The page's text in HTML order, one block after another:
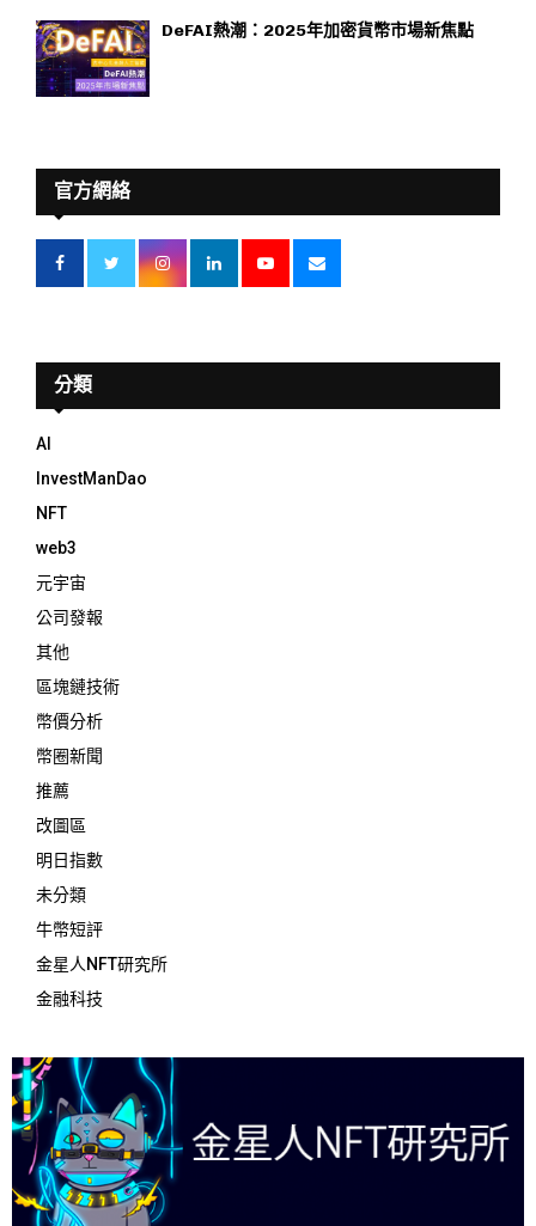
DeFAI熱潮：2025年加密貨幣市場新焦點
官方網絡
分類
AI
InvestManDao
NFT
web3
元宇宙
公司發報
其他
區塊鏈技術
幣價分析
幣圈新聞
推薦
改圖區
明日指數
未分類
牛幣短評
金星人NFT研究所
金融科技